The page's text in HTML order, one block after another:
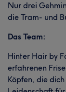
Nur drei
die Tram- und
Das Team:
Hinter Hair by
erfahrenen
Köpfen, die